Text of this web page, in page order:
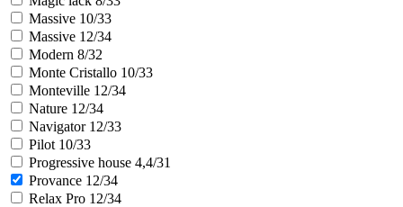
Massive 10/33
Massive 12/34
Modern 8/32
Monte Cristallo 10/33
Monteville 12/34
Nature 12/34
Navigator 12/33
Pilot 10/33
Progressive house 4,4/31
Provance 12/34
Relax Pro 12/34